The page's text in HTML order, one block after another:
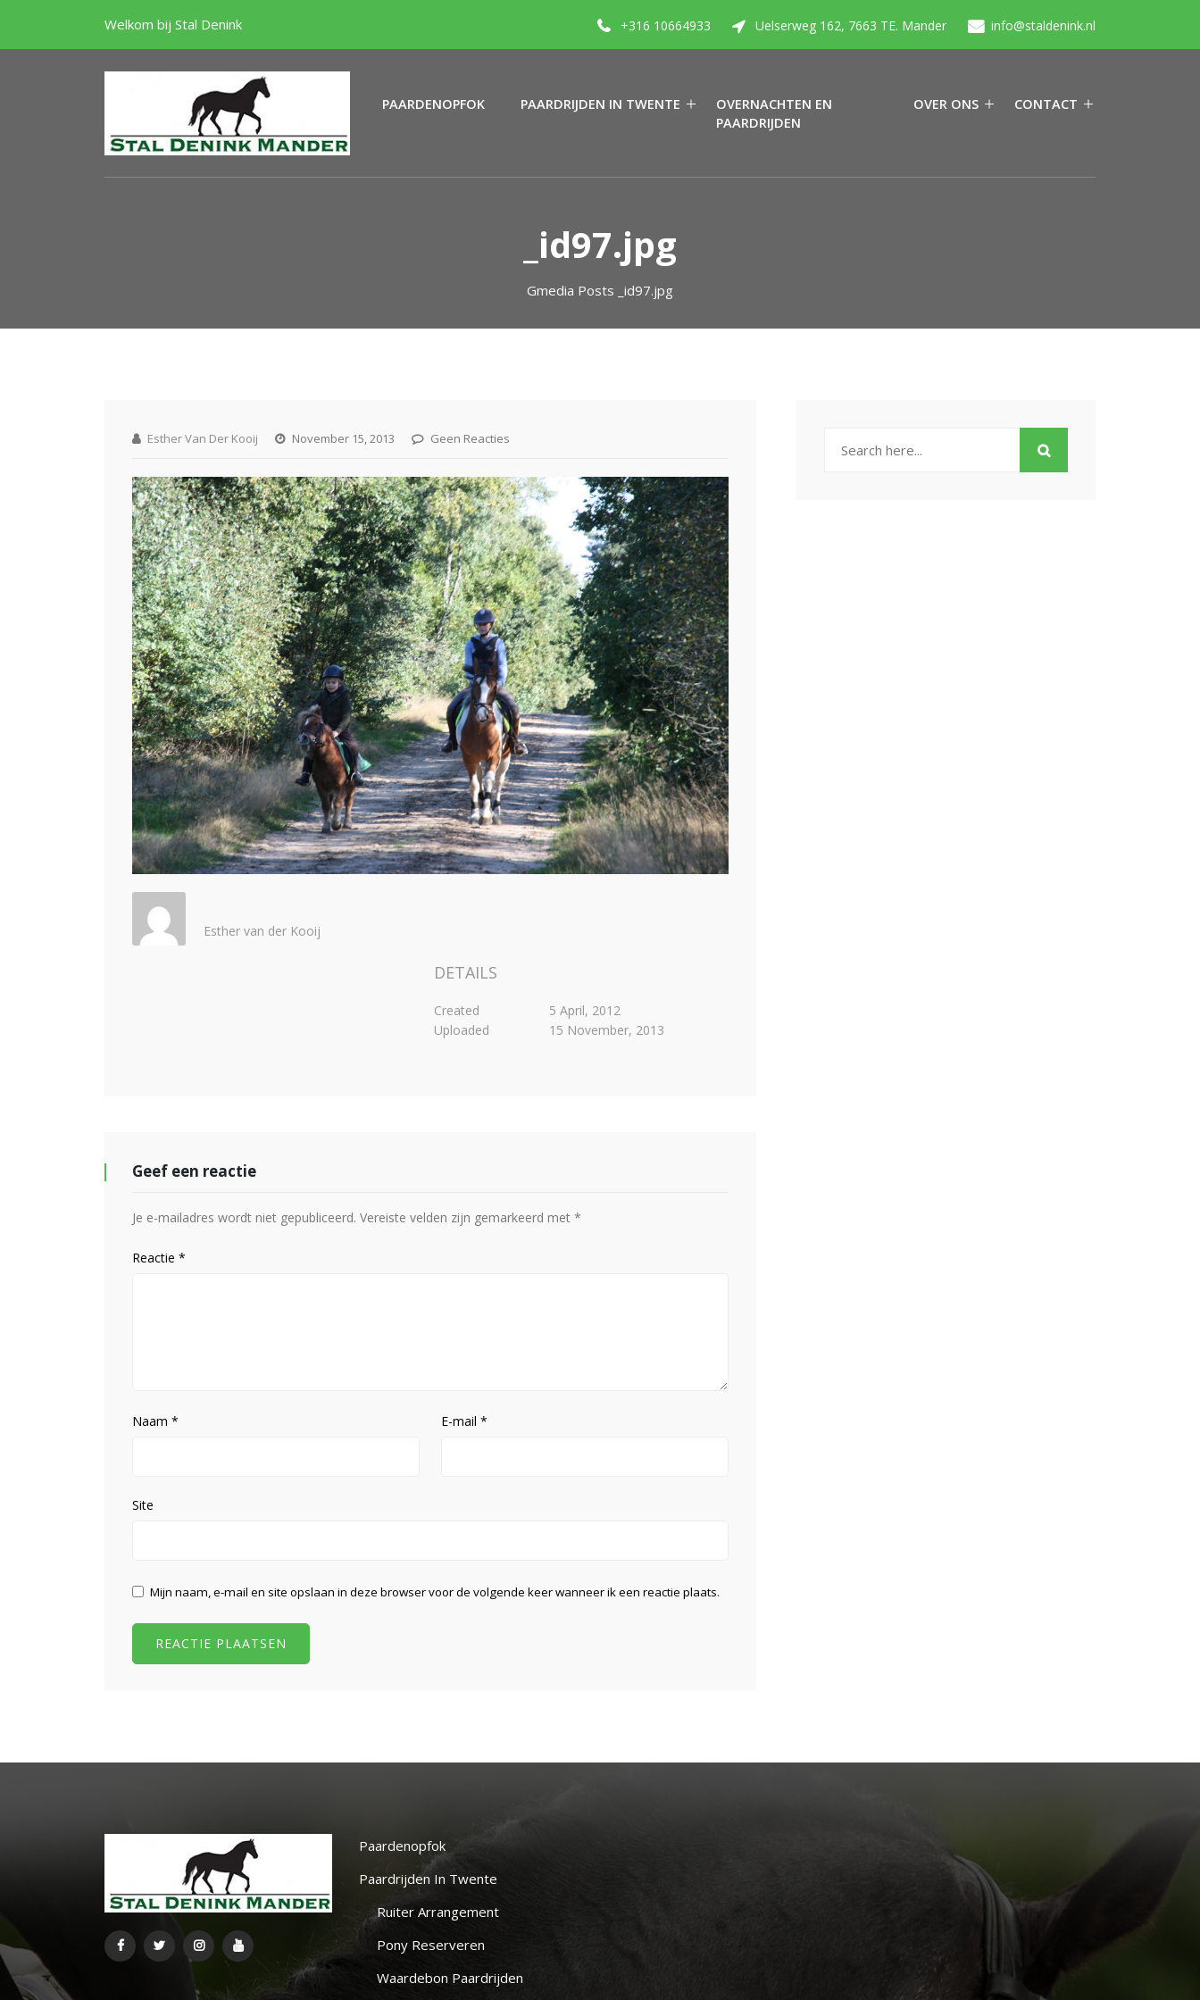
Welkom bij Stal Denink +316 10664933 Uelserweg 162, 7663 TE. Mander info@staldenink.nl
PAARDENOPFOK PAARDRIJDEN IN TWENTE
OVERNACHTEN EN
PAARDRIJDEN
OVER ONS CONTACT
_id97.jpg
Gmedia Posts _id97.jpg
Esther Van Der Kooij November 15, 2013 Geen Reacties
Esther van der Kooij
DETAILS
Created
5 April, 2012
Uploaded
15 November, 2013
Geef een reactie
Je e-mailadres wordt niet gepubliceerd. Vereiste velden zijn gemarkeerd met *
Reactie *
Naam * E-mail *
Site
Mijn naam, e-mail en site opslaan in deze browser voor de volgende keer wanneer ik een reactie plaats.
Paardenopfok
Paardrijden In Twente
Ruiter Arrangement
Pony Reserveren
Waardebon Paardrijden